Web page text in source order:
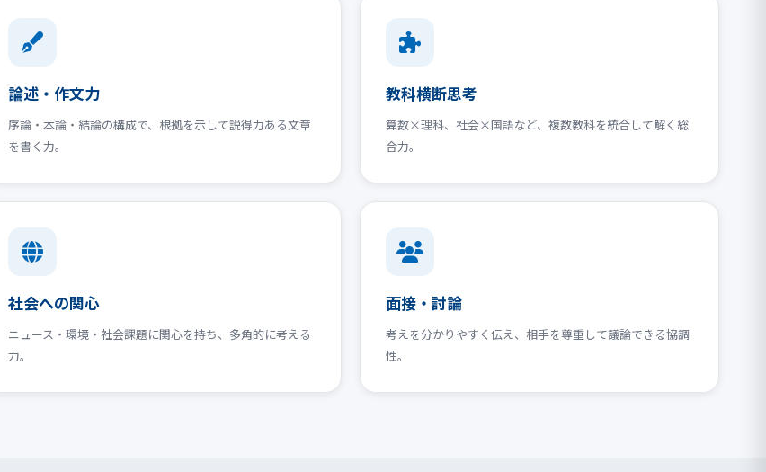
論述・作文力
序論・本論・結論の構成で、根拠を示して説得力ある文章
を書く力。
教科横断思考
算数×理科、社会×国語など、複数教科を統合して解く総
合力。
社会への関心
ニュース・環境・社会課題に関心を持ち、多角的に考える
力。
面接・討論
考えを分かりやすく伝え、相手を尊重して議論できる協調
性。